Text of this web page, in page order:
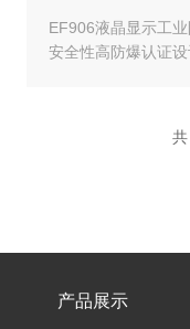
EF906液晶显示工
安全性高防爆认证
产品展示